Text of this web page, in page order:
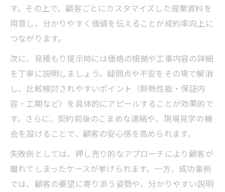
す。その上で、顧客ごとにカスタマイズした提案資料を
用意し、分かりやすく価値を伝えることが成約率向上に
つながります。
次に、見積もり提示時には価格の根拠や工事内容の詳細
を丁寧に説明しましょう。疑問点や不安をその場で解消
し、比較検討されやすいポイント（断熱性能・保証内
容・工期など）を具体的にアピールすることが効果的で
す。さらに、契約前後のこまめな連絡や、現場見学の機
会を設けることで、顧客の安心感を高められます。
失敗例としては、押し売り的なアプローチにより顧客が
離れてしまったケースが挙げられます。一方、成功事例
では、顧客の要望に寄り添う姿勢や、分かりやすい説明